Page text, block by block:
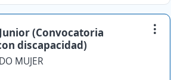
(Convocatoria
discapacidad)
MUJER